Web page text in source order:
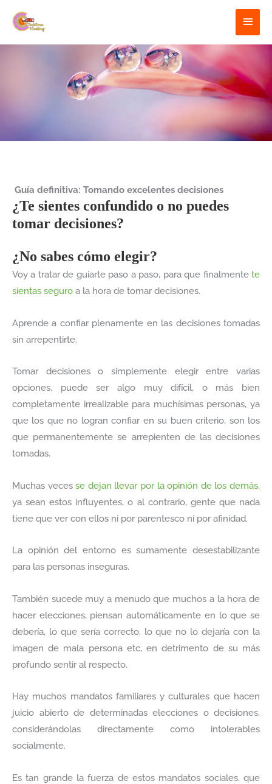
Menú
Guía definitiva: Tomando excelentes decisiones
¿Te sientes confundido o no puedes
tomar decisiones?
¿No sabes cómo elegir?
Voy a tratar de guiarte paso a paso, para que finalmente te
sientas seguro a la hora de tomar decisiones.
Aprende a confiar plenamente en las decisiones tomadas
sin arrepentirte.
Tomar decisiones o simplemente elegir entre varias
opciones, puede ser algo muy difícil, o más bien
completamente irrealizable para muchísimas personas, ya
que los que no logran confiar en su buen criterio, son los
que permanentemente se arrepienten de las decisiones
tomadas.
Muchas vecesse dejan llevar por la opinión de los demás,
ya sean estos influyentes, o al contrario, gente que nada
tiene que ver con ellos ni por parentesco ni por afinidad.
La opinión del entorno es sumamente desestabilizante
para las personas inseguras.
También sucede muy a menudo que muchos a la hora de
hacer elecciones, piensan automáticamente en lo que se
debería, lo que sería correcto, lo que no lo dejaría con la
imagen de mala persona etc, en detrimento de su más
profundo sentir al respecto.
Hay muchos mandatos familiares y culturales que hacen
juicio abierto de determinadas elecciones o decisiones,
considerándolas directamente como intolerables
socialmente.
Es tan grande la fuerza de estos mandatos sociales, que